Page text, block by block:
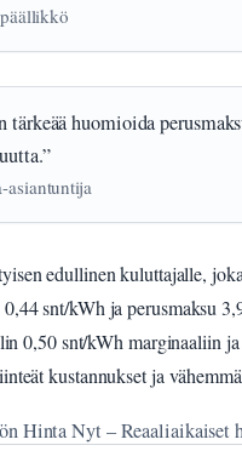
tärkeää huomioida
asiantuntija
edullinen kuluttajalle,
snt/kWh ja perusmaksu
0,50 snt/kWh marginaaliin
kustannukset ja
Hinta Nyt – Reaaliaikaiset